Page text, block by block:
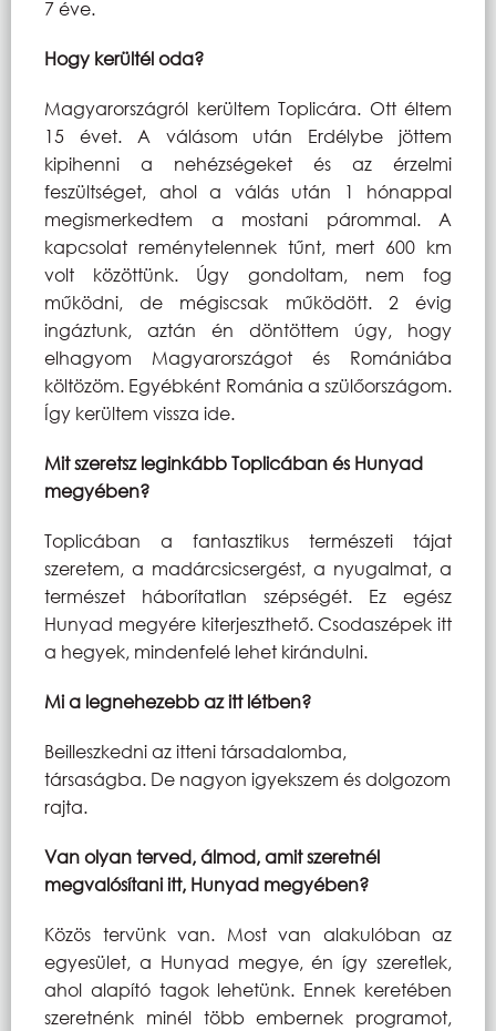
7 éve.
Hogy kerültél oda?
Magyarországról kerültem Toplicára. Ott éltem
15 évet. A válásom után Erdélybe jöttem
kipihenni a nehézségeket és az érzelmi
feszültséget, ahol a válás után 1 hónappal
megismerkedtem a mostani párommal. A
kapcsolat reménytelennek tűnt, mert 600 km
volt közöttünk. Úgy gondoltam, nem fog
működni, de mégiscsak működött. 2 évig
ingáztunk, aztán én döntöttem úgy, hogy
elhagyom Magyarországot és Romániába
költözöm. Egyébként Románia a szülőországom.
Így kerültem vissza ide.
Mit szeretsz leginkább Toplicában és Hunyad
megyében?
Toplicában a fantasztikus természeti tájat
szeretem, a madárcsicsergést, a nyugalmat, a
természet háborítatlan szépségét. Ez egész
Hunyad megyére kiterjeszthető. Csodaszépek itt
a hegyek, mindenfelé lehet kirándulni.
Mi a legnehezebb az itt létben?
Beilleszkedni az itteni társadalomba,
társaságba. De nagyon igyekszem és dolgozom
rajta.
Van olyan terved, álmod, amit szeretnél
megvalósítani itt, Hunyad megyében?
Közös tervünk van. Most van alakulóban az
egyesület, a Hunyad megye, én így szeretlek,
ahol alapító tagok lehetünk. Ennek keretében
szeretnénk minél több embernek programot,